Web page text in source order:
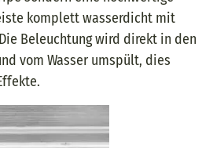
komplett wasserdicht mit
Beleuchtung wird direkt in den
vom Wasser umspült, dies